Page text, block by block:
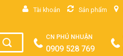
Tài khoản Sản phẩm
CN PHÚ NHUẬN
0909 528 769